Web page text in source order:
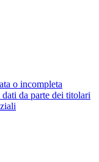
o incompleta
da parte dei titolari